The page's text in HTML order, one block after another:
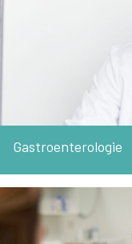
Gastroenterologie